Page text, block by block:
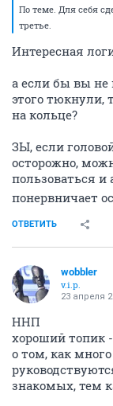
По теме. Для себя
третье.
Интересная
а если бы вы не
этого
на кольце?
ЗЫ, если
осторожно,
пользоваться и
понервничает
ОТВЕТИТЬ
wobbler
v.i.p.
23 апреля
ННП
хороший топик
о том, как
знакомых, тем